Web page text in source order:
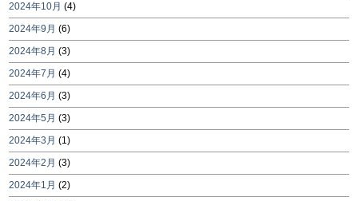
2024年10月 (4)
2024年9月 (6)
2024年8月 (3)
2024年7月 (4)
2024年6月 (3)
2024年5月 (3)
2024年3月 (1)
2024年2月 (3)
2024年1月 (2)